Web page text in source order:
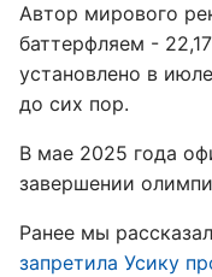
Автор мирового
баттерфляем -
установлено в
до сих пор.
В мае 2025 года
завершении
Ранее мы
запретила Усику